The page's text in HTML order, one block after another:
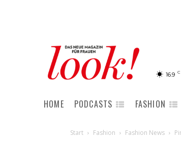
16.9 C
HOME PODCASTS FASHION
Start Fashion Fashion News